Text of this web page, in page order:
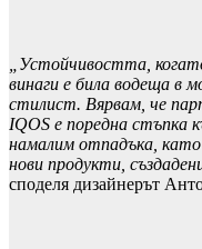
„Устойчивостта,
винаги е била водеща в
стилист. Вярвам, че
IQOS е поредна стъпка
намалим отпадъка, като
нови продукти,
споделя дизайнерът